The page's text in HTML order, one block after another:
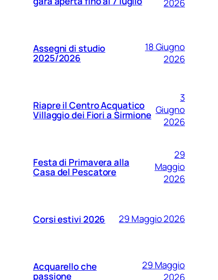
2026
Assegni di studio
2025/2026
18 Giugno
2026
Riapre il Centro Acquatico
Villaggio dei Fiori a Sirmione
3
Giugno
2026
Festa di Primavera alla
Casa del Pescatore
29
Maggio
2026
Corsi estivi 2026 29 Maggio 2026
Acquarello che
passione
29 Maggio
2026